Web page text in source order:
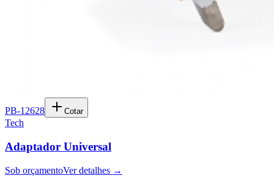
PB-12628 Cotar
Tech
Adaptador Universal
Sob orçamentoVer detalhes →